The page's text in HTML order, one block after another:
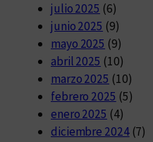
julio 2025 (6)
junio 2025 (9)
mayo 2025 (9)
abril 2025 (10)
marzo 2025 (10)
febrero 2025 (5)
enero 2025 (4)
diciembre 2024(7)